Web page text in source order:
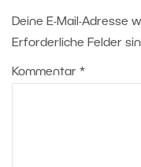
Deine E-Mail-Adresse
Erforderliche Felder
Kommentar *